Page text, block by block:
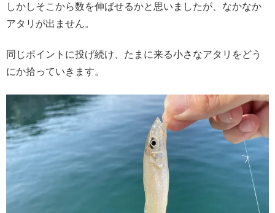
しかしそこから数を伸ばせるかと思いましたが、なかなか
アタリが出ません。
同じポイントに投げ続け、たまに来る小さなアタリをどう
にか拾っていきます。